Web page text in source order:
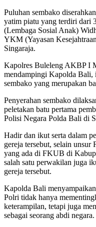
Puluhan sembako
yatim piatu yang terdiri dari
(Lembaga Sosial Anak)
YKM (Yayasan
Singaraja.
Kapolres Buleleng AKBP I
mendampingi Kapolda Bali,
sembako yang merupakan
Penyerahan sembako
peletakan batu pertama
Polisi Negara Polda Bali di
Hadir dan ikut serta dalam
gereja tersebut, selain
yang ada di FKUB di
salah satu perwakilan juga
gereja tersebut.
Kapolda Bali
Polri tidak hanya
keterampilan, tetapi juga
sebagai seorang abdi negara.